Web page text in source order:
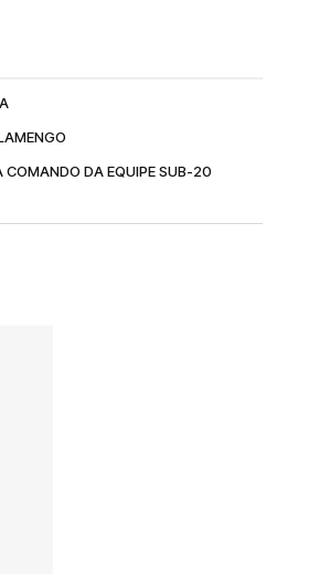
COMANDO DA EQUIPE SUB-20